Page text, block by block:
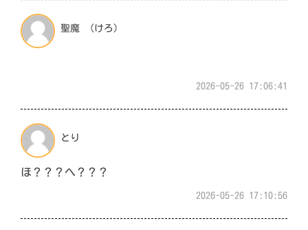
聖魔 (けろ)
2026-05-26 17:06:41
とり
ほ？？？へ？？？
2026-05-26 17:10:56